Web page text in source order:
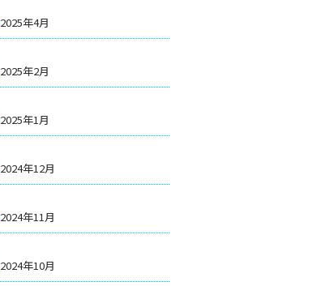
2025年4月
2025年2月
2025年1月
2024年12月
2024年11月
2024年10月